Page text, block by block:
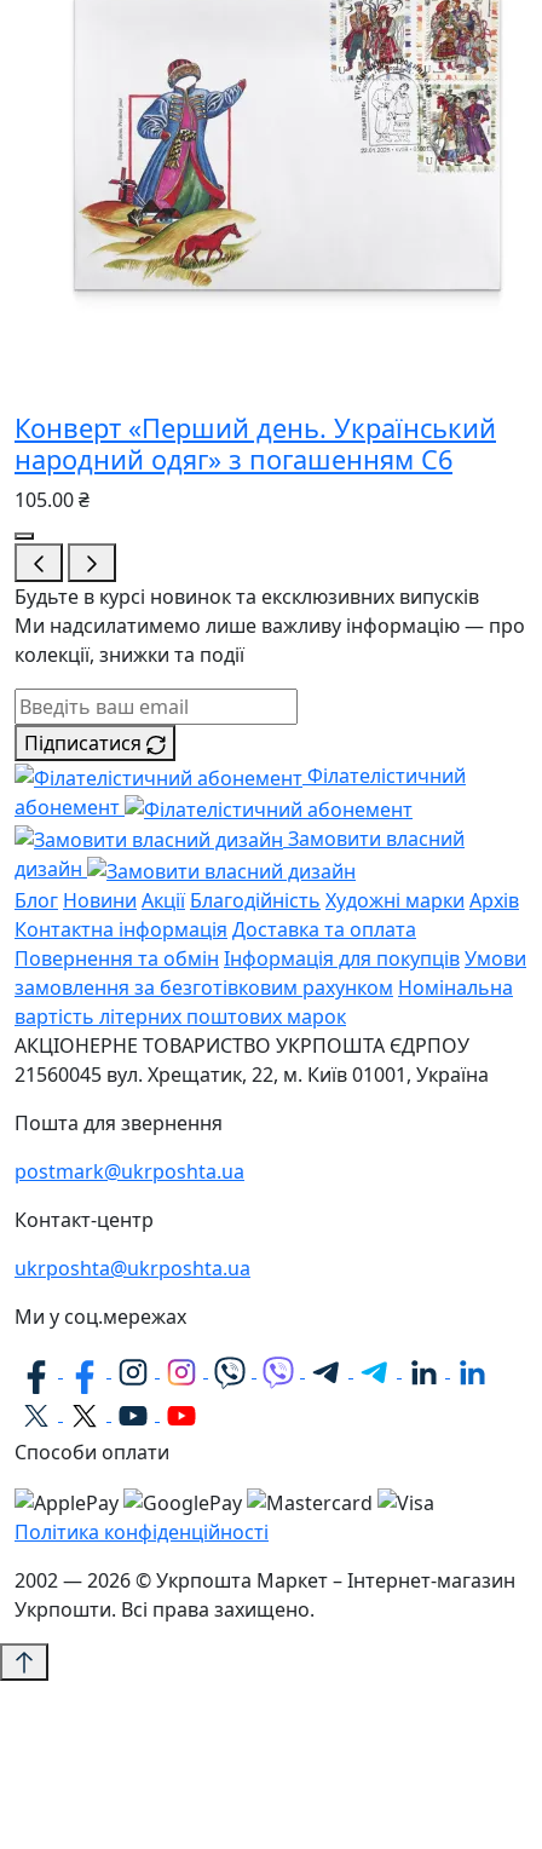
Конверт «Перший день. Український
народний одяг» з погашенням С6
105.00 ₴
Будьте в курсі новинок та ексклюзивних випусків
Ми надсилатимемо лише важливу інформацію — про
колекції, знижки та події
Підписатися
Філателістичний
абонемент
Замовити власний
дизайн
Блог Новини Акції Благодійність Художні марки Архів
Контактна інформація Доставка та оплата
Повернення та обмін Інформація для покупцівУмови
замовлення за безготівковим рахунком Номінальна
вартість літерних поштових марок
АКЦІОНЕРНЕ ТОВАРИСТВО УКРПОШТА ЄДРПОУ
21560045 вул. Хрещатик, 22, м. Київ01001, Україна
Пошта для звернення
postmark@ukrposhta.ua
Контакт-центр
ukrposhta@ukrposhta.ua
Ми у соц.мережах
Способи оплати
Політика конфіденційності
2002 — 2026 © Укрпошта Маркет – Інтернет-магазин
Укрпошти. Всі права захищено.